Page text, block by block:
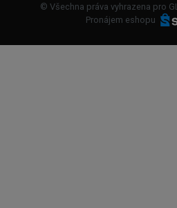
© Všechna práva vyhrazena pro
Pronájem eshopu